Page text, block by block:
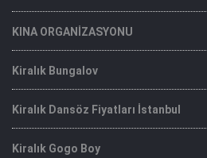
KINA ORGANİZASYONU
Kiralık Bungalov
Kiralık Dansöz Fiyatları İstanbul
Kiralık Gogo Boy